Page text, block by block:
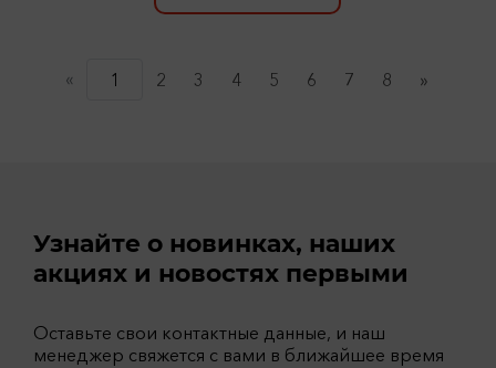
« 1 (current)
2 3 4 5 6 7 8 »
Узнайте о новинках, наших
акциях и новостях первыми
Оставьте свои контактные данные, и наш
менеджер свяжется с вами в ближайшее время